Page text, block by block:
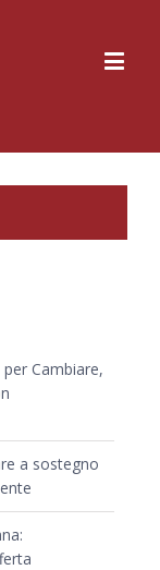
Cambiare,
a sostegno